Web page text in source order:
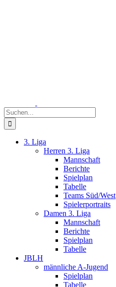
Suche
nach:
3. Liga
Herren 3. Liga
Mannschaft
Berichte
Spielplan
Tabelle
Teams Süd/West
Spielerportraits
Damen 3. Liga
Mannschaft
Berichte
Spielplan
Tabelle
JBLH
männliche A-Jugend
Spielplan
Tabelle